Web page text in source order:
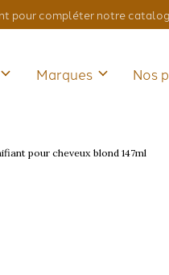
pour compléter notre
Marques Nos
pour cheveux blond 147ml